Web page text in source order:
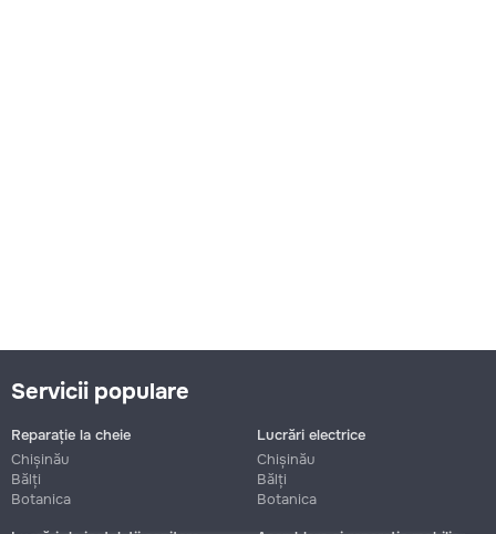
Servicii populare
Reparație la cheie
Chișinău
Bălți
Botanica
Lucrări electrice
Chișinău
Bălți
Botanica